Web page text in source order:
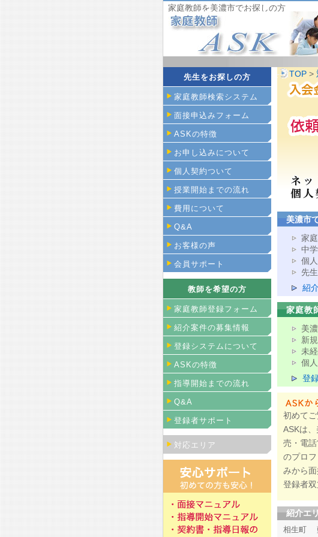
家庭教師を美濃市でお探しの方
TOP >
美濃市
家
中
個
先
紹
家庭教
美
新
未
個
登
初めて
ASKは
売・電
のプロ
みから
登録者双
紹介エ
相生町
先生をお探しの方
家庭教師検索システム
面接申込みフォーム
ASKの特徴
お申し込みについて
個人契約ついて
授業開始までの流れ
費用について
Q&A
お客様の声
会員サポート
教師を希望の方
家庭教師登録フォーム
紹介案件の募集情報
登録システムについて
ASKの特徴
指導開始までの流れ
Q&A
登録者サポート
対応エリア